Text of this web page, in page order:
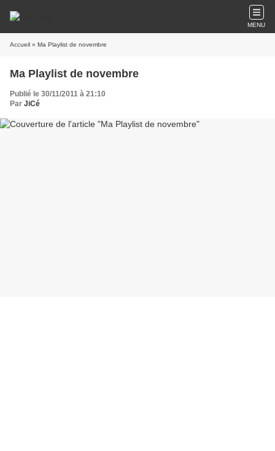
MENU
Accueil » Ma Playlist de novembre
Ma Playlist de novembre
Publié le 30/11/2011 à 21:10
Par JiCé